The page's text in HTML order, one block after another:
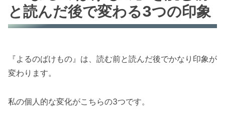
と読んだ後で変わる3つの印象
『よるのばけもの』は、読む前と読んだ後でかなり印象が
変わります。
私の個人的な変化がこちらの3つです。